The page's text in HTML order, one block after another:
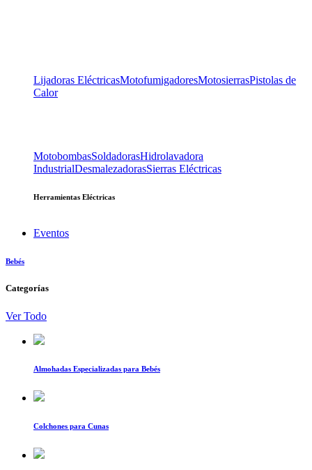
Lijadoras EléctricasMotofumigadoresMotosierrasPistolas de
Calor
MotobombasSoldadorasHidrolavadora
IndustrialDesmalezadorasSierras Eléctricas
Herramientas Eléctricas
Eventos
Bebés
Categorías
Ver Todo
Almohadas Especializadas para Bebés
Colchones para Cunas